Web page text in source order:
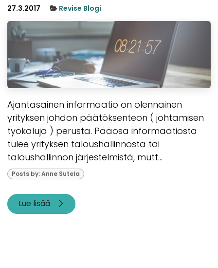
27.3.2017 Revise Blogi
Ajantasainen informaatio on olennainen
yrityksen johdon päätöksenteon ( johtamisen
työkaluja ) perusta. Pääosa informaatiosta
tulee yrityksen taloushallinnosta tai
taloushallinnon järjestelmistä, mutt...
Posts by: Anne Sutela
Lue lisää